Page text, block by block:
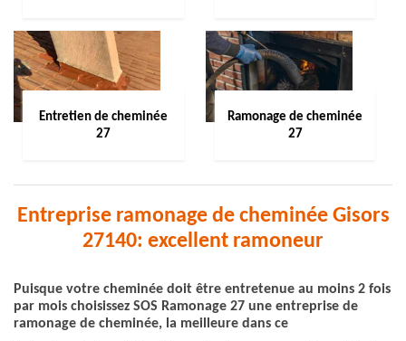
Entretien de cheminée
27
Ramonage de cheminée
27
Entreprise ramonage de cheminée Gisors
27140: excellent ramoneur
Puisque votre cheminée doit être entretenue au moins 2 fois
par mois choisissez SOS Ramonage 27 une entreprise de
ramonage de cheminée, la meilleure dans ce